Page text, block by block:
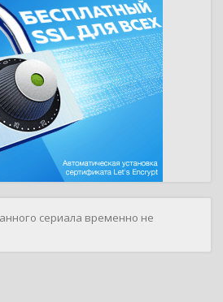
сериала временно не